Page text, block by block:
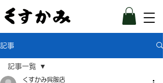
記事
記事一覧
くすかみ呉服店